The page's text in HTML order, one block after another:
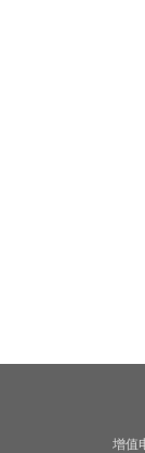
增值